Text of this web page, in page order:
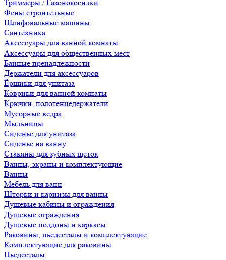
Триммеры / Газонокосилки
Фены строительные
Шлифовальные машины
Сантехника
Аксессуары для ванной комнаты
Аксессуары для общественных мест
Банные пренадлежности
Держатели для аксессуаров
Ёршики для унитаза
Коврики для ванной комнаты
Крючки, полотенцедержатели
Мусорные ведра
Мыльницы
Сиденье для унитаза
Сиденье на ванну
Стаканы для зубных щеток
Ванны, экраны и комплектующие
Ванны
Мебель для ванн
Шторки и карнизы для ванны
Душевые кабины и ограждения
Душевые ограждения
Душевые поддоны и каркасы
Раковины, пьедесталы и комплектующие
Комплектующие для раковины
Пьедесталы